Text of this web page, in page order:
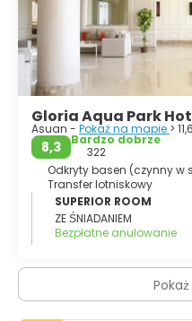
Asuan to idealne miejsce
Nilu.
Gloria Aqua Park
Asuan - Pokaż na mapie >
8,3
Bardzo dobrze
322
Odkryty basen (czynny w
Transfer lotniskowy
SUPERIOR ROOM
ZE ŚNIADANIEM
Bezpłatne anulowanie